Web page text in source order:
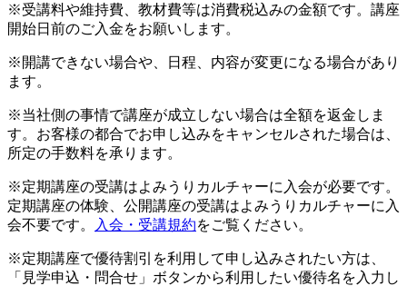
※受講料や維持費、教材費等は消費税込みの金額です。講座
開始日前のご入金をお願いします。
※開講できない場合や、日程、内容が変更になる場合があり
ます。
※当社側の事情で講座が成立しない場合は全額を返金しま
す。お客様の都合でお申し込みをキャンセルされた場合は、
所定の手数料を承ります。
※定期講座の受講はよみうりカルチャーに入会が必要です。
定期講座の体験、公開講座の受講はよみうりカルチャーに入
会不要です。
入会・受講規約をご覧ください。
※定期講座で優待割引を利用して申し込みされたい方は、
「見学申込・問合せ」ボタンから利用したい優待名を入力し